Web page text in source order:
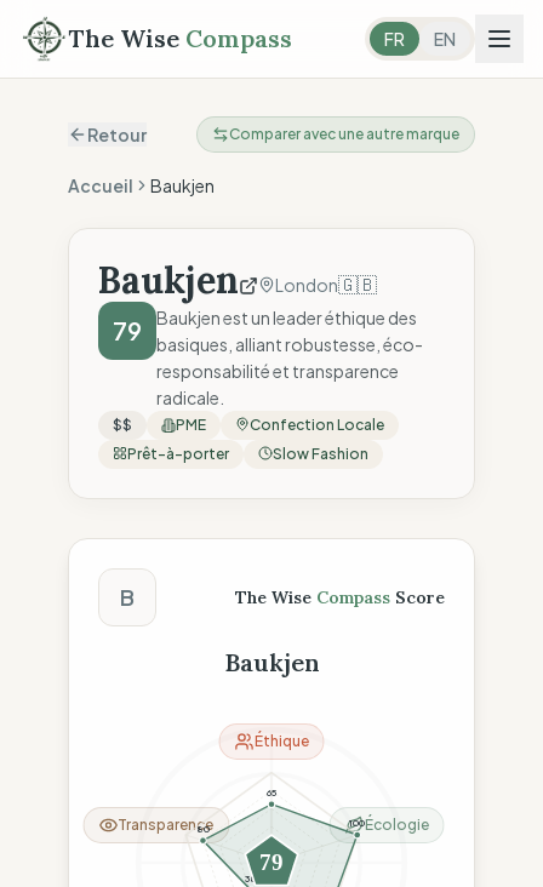
The Wise Compass FR EN
Retour Comparer avec une autre marque
Accueil Baukjen
Baukjen London🇬🇧
79
Baukjen est un leader éthique des
basiques, alliant robustesse, éco-
responsabilité et transparence
radicale.
$$ PME
Confection Locale
Prêt-à-porter
Slow Fashion
Score The Wise Compass
B The Wise Compass Score
Baukjen
65
100
38
80
79
Éthique
Écologie
Transparence